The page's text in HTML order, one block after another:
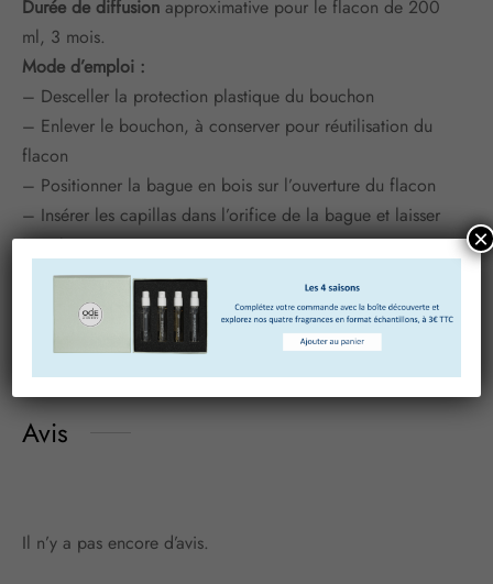
Durée de diffusion approximative pour le flacon de 200
ml, 3 mois.
Mode d’emploi :
– Desceller la protection plastique du bouchon
– Enlever le bouchon, à conserver pour réutilisation du
flacon
– Positionner la bague en bois sur l’ouverture du flacon
– Insérer les capillas dans l’orifice de la bague et laisser
imprégner
– Retourner les capillas chaque semaine ou tous les 15
jours selon les flux de
passage et la diffusion du parfum.
Avis
Il n’y a pas encore d’avis.
×